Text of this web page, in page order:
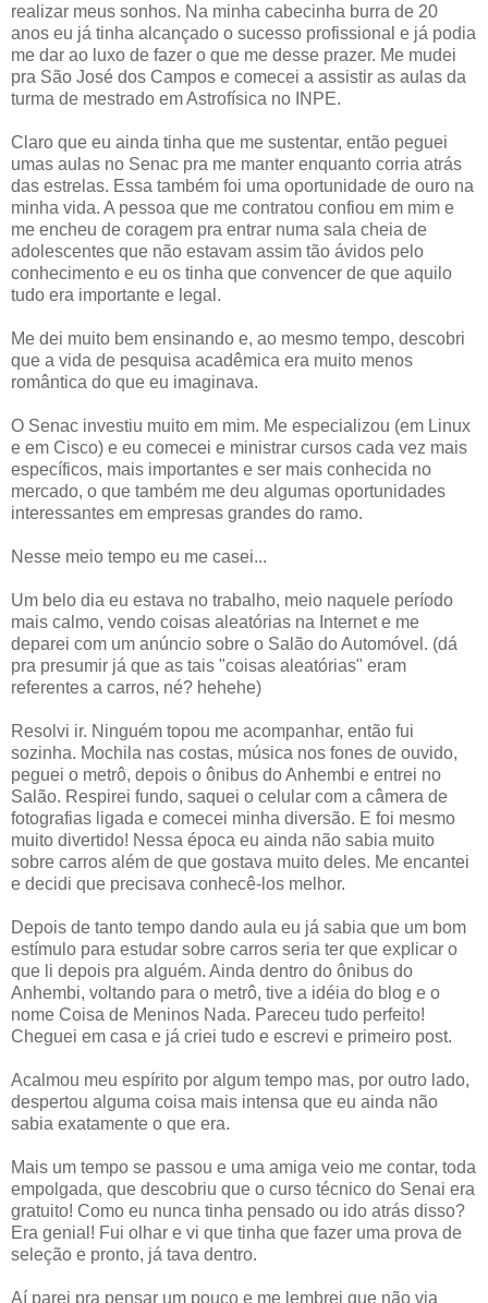
realizar meus sonhos. Na minha cabecinha burra de 20
anos eu já tinha alcançado o sucesso profissional e já podia
me dar ao luxo de fazer o que me desse prazer. Me mudei
pra São José dos Campos e comecei a assistir as aulas da
turma de mestrado em Astrofísica no INPE.
Claro que eu ainda tinha que me sustentar, então peguei
umas aulas no Senac pra me manter enquanto corria atrás
das estrelas. Essa também foi uma oportunidade de ouro na
minha vida. A pessoa que me contratou confiou em mim e
me encheu de coragem pra entrar numa sala cheia de
adolescentes que não estavam assim tão ávidos pelo
conhecimento e eu os tinha que convencer de que aquilo
tudo era importante e legal.
Me dei muito bem ensinando e, ao mesmo tempo, descobri
que a vida de pesquisa acadêmica era muito menos
romântica do que eu imaginava.
O Senac investiu muito em mim. Me especializou (em Linux
e em Cisco) e eu comecei e ministrar cursos cada vez mais
específicos, mais importantes e ser mais conhecida no
mercado, o que também me deu algumas oportunidades
interessantes em empresas grandes do ramo.
Nesse meio tempo eu me casei...
Um belo dia eu estava no trabalho, meio naquele período
mais calmo, vendo coisas aleatórias na Internet e me
deparei com um anúncio sobre o Salão do Automóvel. (dá
pra presumir já que as tais "coisas aleatórias" eram
referentes a carros, né? hehehe)
Resolvi ir. Ninguém topou me acompanhar, então fui
sozinha. Mochila nas costas, música nos fones de ouvido,
peguei o metrô, depois o ônibus do Anhembi e entrei no
Salão. Respirei fundo, saquei o celular com a câmera de
fotografias ligada e comecei minha diversão. E foi mesmo
muito divertido! Nessa época eu ainda não sabia muito
sobre carros além de que gostava muito deles. Me encantei
e decidi que precisava conhecê-los melhor.
Depois de tanto tempo dando aula eu já sabia que um bom
estímulo para estudar sobre carros seria ter que explicar o
que li depois pra alguém. Ainda dentro do ônibus do
Anhembi, voltando para o metrô, tive a idéia do blog e o
nome Coisa de Meninos Nada. Pareceu tudo perfeito!
Cheguei em casa e já criei tudo e escrevi e primeiro post.
Acalmou meu espírito por algum tempo mas, por outro lado,
despertou alguma coisa mais intensa que eu ainda não
sabia exatamente o que era.
Mais um tempo se passou e uma amiga veio me contar, toda
empolgada, que descobriu que o curso técnico do Senai era
gratuito! Como eu nunca tinha pensado ou ido atrás disso?
Era genial! Fui olhar e vi que tinha que fazer uma prova de
seleção e pronto, já tava dentro.
Aí parei pra pensar um pouco e me lembrei que não via